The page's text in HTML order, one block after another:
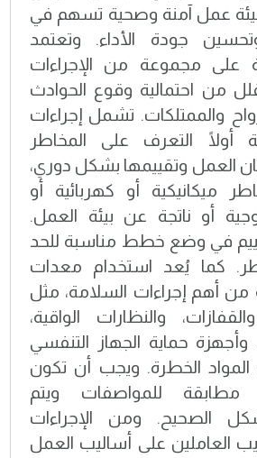
بيئة عمل آمنة وصحية تسهم في
جودة الأداء. وتعتمد
على مجموعة من الإجراءات
من احتمالية وقوع الحوادث
والممتلكات. تشمل إجراءات
أولًا التعرف على المخاطر
العمل وتقييمها بشكل دوري،
ميكانيكية أو كهربائية أو
أو ناتجة عن بيئة العمل.
في وضع خطط مناسبة للحد
كما يُعد استخدام معدات
من أهم إجراءات السلامة، مثل
والنظارات الواقية،
وأجهزة حماية الجهاز التنفسي
الخطرة. ويجب أن تكون
للمواصفات ويتم
الصحيح. ومن الإجراءات
العاملين على أساليب العمل